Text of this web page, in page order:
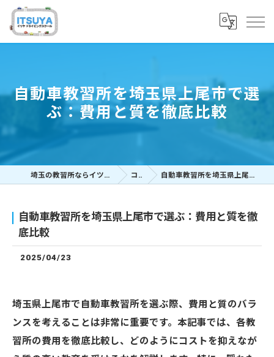
自動車教習所を埼玉県上尾市で選
ぶ：費用と質を徹底比較
埼玉の教習所ならイツヤドライビングスクール コラム 自動車教習所を埼玉県上尾市で選ぶ：費用と質を徹底比較
自動車教習所を埼玉県上尾市で選ぶ：費用と質を徹
底比較
2025/04/23
埼玉県上尾市で自動車教習所を選ぶ際、費用と質のバラ
ンスを考えることは非常に重要です。本記事では、各教
習所の費用を徹底比較し、どのようにコストを抑えなが